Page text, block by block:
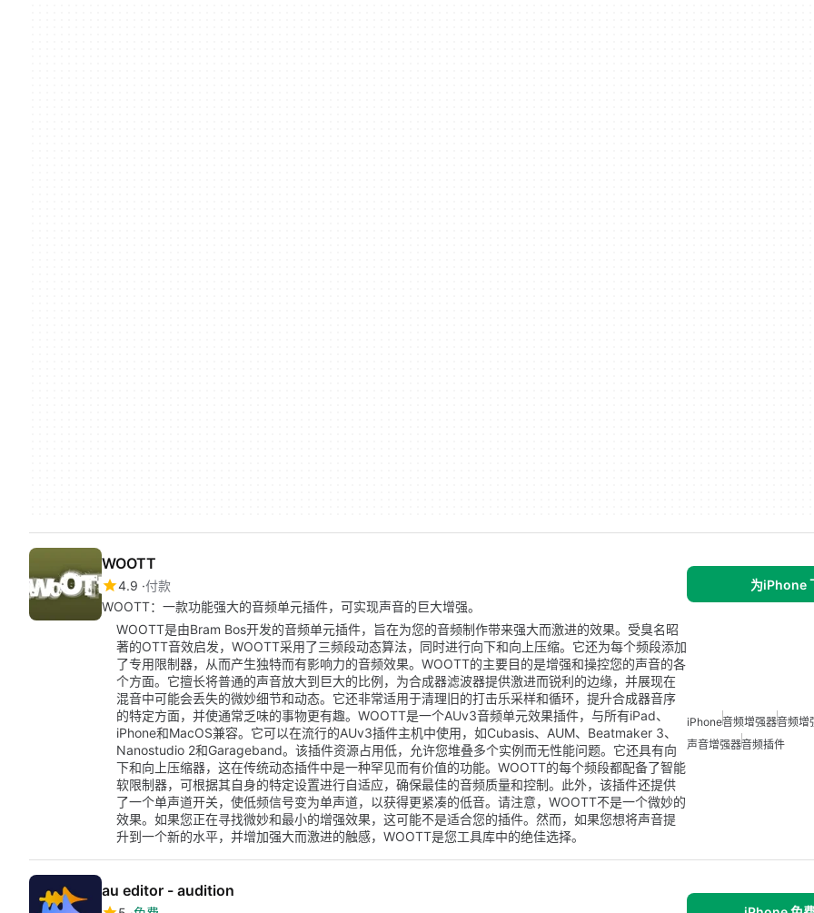
WOOTT
4.9 付款
WOOTT：一款功能强大的音频单元插件，可实现声音的巨大增强。
为iPhone
WOOTT是由Bram Bos开发的音频单元插件，旨在为您的音频制作带来强大而激进的效果。受臭名昭
著的OTT音效启发，WOOTT采用了三频段动态算法，同时进行向下和向上压缩。它还为每个频段添加
了专用限制器，从而产生独特而有影响力的音频效果。WOOTT的主要目的是增强和操控您的声音的各
个方面。它擅长将普通的声音放大到巨大的比例，为合成器滤波器提供激进而锐利的边缘，并展现在
混音中可能会丢失的微妙细节和动态。它还非常适用于清理旧的打击乐采样和循环，提升合成器音序
的特定方面，并使通常乏味的事物更有趣。WOOTT是一个AUv3音频单元效果插件，与所有iPad、
iPhone和MacOS兼容。它可以在流行的AUv3插件主机中使用，如Cubasis、AUM、Beatmaker 3、
Nanostudio 2和Garageband。该插件资源占用低，允许您堆叠多个实例而无性能问题。它还具有向
下和向上压缩器，这在传统动态插件中是一种罕见而有价值的功能。WOOTT的每个频段都配备了智能
软限制器，可根据其自身的特定设置进行自适应，确保最佳的音频质量和控制。此外，该插件还提供
了一个单声道开关，使低频信号变为单声道，以获得更紧凑的低音。请注意，WOOTT不是一个微妙的
效果。如果您正在寻找微妙和最小的增强效果，这可能不是适合您的插件。然而，如果您想将声音提
升到一个新的水平，并增加强大而激进的触感，WOOTT是您工具库中的绝佳选择。
iPhone音频增强器音频增
声音增强器音频插件
au editor - audition